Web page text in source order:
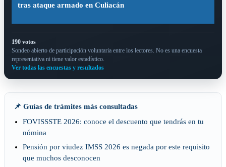
tras ataque armado en Culiacán
190 votos
Sondeo abierto de participación voluntaria entre los lectores. No es una encuesta
representativa ni tiene valor estadístico.
Ver todas las encuestas y resultados
📌 Guías de trámites más consultadas
FOVISSSTE 2026: conoce el descuento que tendrás en tu
nómina
Pensión por viudez IMSS 2026 es negada por este requisito
que muchos desconocen